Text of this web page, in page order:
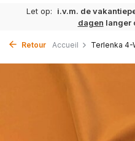
Let op: i.v.m. de
dagen langer
Retour Accueil Terlenka 4-